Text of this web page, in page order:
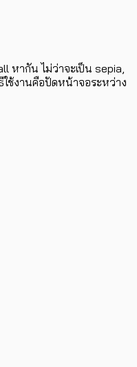
หากัน ไม่ว่าจะเป็น sepia,
ช้งานคือปัดหน้าจอระหว่าง